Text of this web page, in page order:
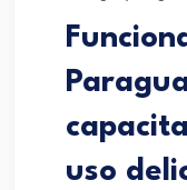
uso